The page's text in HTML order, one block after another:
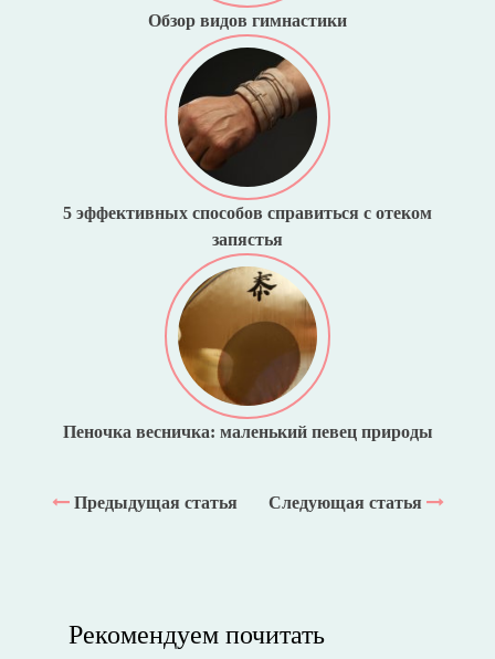
Обзор видов гимнастики
5 эффективных способов справиться с отеком
запястья
Пеночка весничка: маленький певец природы
Предыдущая статья Следующая статья
Рекомендуем почитать